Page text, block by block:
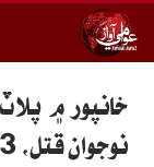
خانپور ۾
نوجوان قتل، 13 ڄڻا زخمي